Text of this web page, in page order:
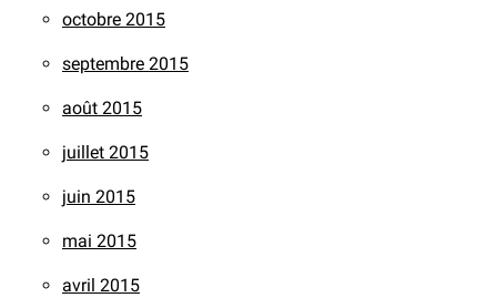
octobre 2015
septembre 2015
août 2015
juillet 2015
juin 2015
mai 2015
avril 2015